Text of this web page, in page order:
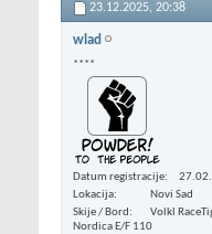
23.12.2025, 20:38
wlad
****
Datum registracije
Lokacija
Novi Sad
Skije / Bord
Volkl
Nordica E/F 110